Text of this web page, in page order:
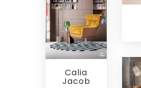
Calia
Jacob